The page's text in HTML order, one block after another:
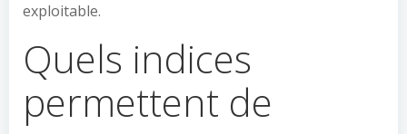
exploitable.
Quels indices
permettent de